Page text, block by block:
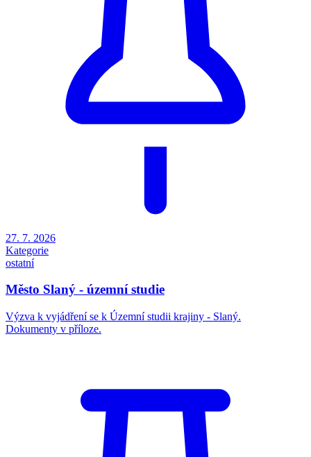
27. 7. 2026
Kategorie
ostatní
Město Slaný - územní studie
Výzva k vyjádření se k Územní studii krajiny - Slaný.
Dokumenty v příloze.